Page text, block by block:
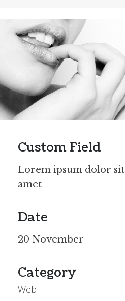
Custom Field
Lorem ipsum dolor sit
amet
Date
20 November
Category
Web